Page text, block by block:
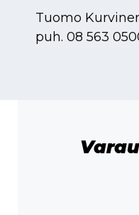
Tuomo
puh. 08 563